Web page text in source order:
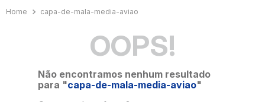
capa-de-mala-media-aviao
OOPS!
Não encontramos nenhum resultado
para "capa-de-mala-media-aviao"